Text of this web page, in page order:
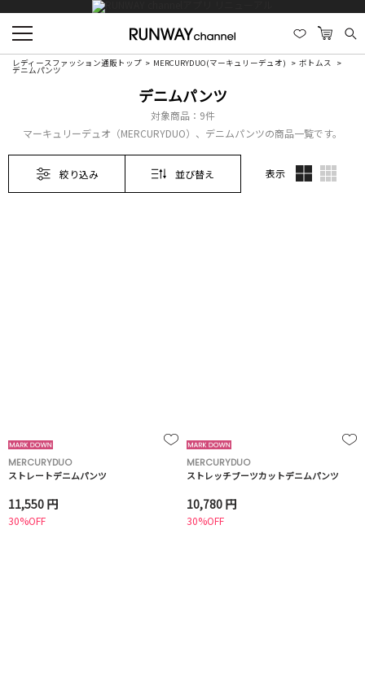
レディースファッション通販トップ MERCURYDUO(マーキュリーデュオ) ボトムス
デニムパンツ
デニムパンツ
対象商品： 9件
マーキュリーデュオ（MERCURYDUO）、デニムパンツの商品一覧です。
絞り込み 並び替え 表示
MERCURYDUO
ストレートデニムパンツ
11,550 円
30%OFF
MERCURYDUO
ストレッチブーツカットデニムパンツ
10,780 円
30%OFF